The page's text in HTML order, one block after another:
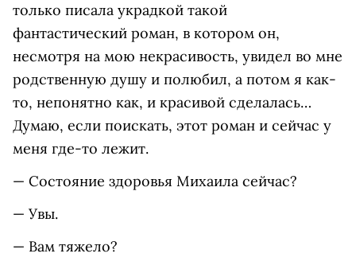
только писала украдкой такой
фантастический роман, в котором он,
несмотря на мою некрасивость, увидел во мне
родственную душу и полюбил, а потом я как-
то, непонятно как, и красивой сделалась…
Думаю, если поискать, этот роман и сейчас у
меня где-то лежит.
— Состояние здоровья Михаила сейчас?
— Увы.
— Вам тяжело?